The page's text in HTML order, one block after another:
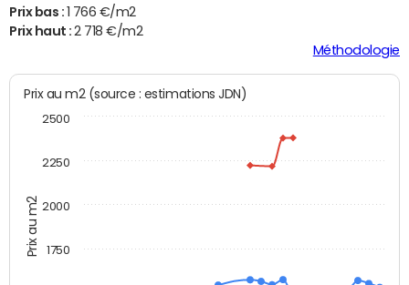
Prix bas :
1 766 €/m2
Prix haut :2 718 €/m2
Méthodologie
Prix au m2
Prix au m2 (source : estimations JDN)
1750
2000
2250
2500